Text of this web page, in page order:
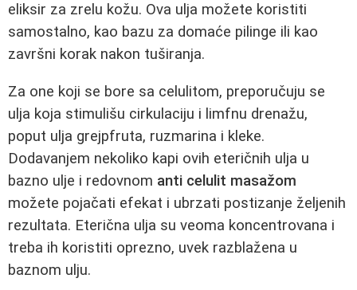
eliksir za zrelu kožu. Ova ulja možete koristiti
samostalno, kao bazu za domaće pilinge ili kao
završni korak nakon tuširanja.
Za one koji se bore sa celulitom, preporučuju se
ulja koja stimulišu cirkulaciju i limfnu drenažu,
poput ulja grejpfruta, ruzmarina i kleke.
Dodavanjem nekoliko kapi ovih eteričnih ulja u
bazno ulje i redovnom anti celulit masažom
možete pojačati efekat i ubrzati postizanje željenih
rezultata. Eterična ulja su veoma koncentrovana i
treba ih koristiti oprezno, uvek razblažena u
baznom ulju.